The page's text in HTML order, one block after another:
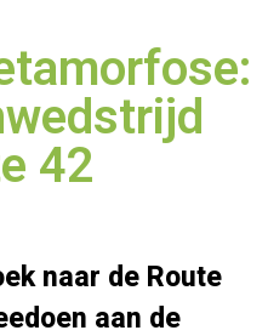
42
naar de Route
aan de